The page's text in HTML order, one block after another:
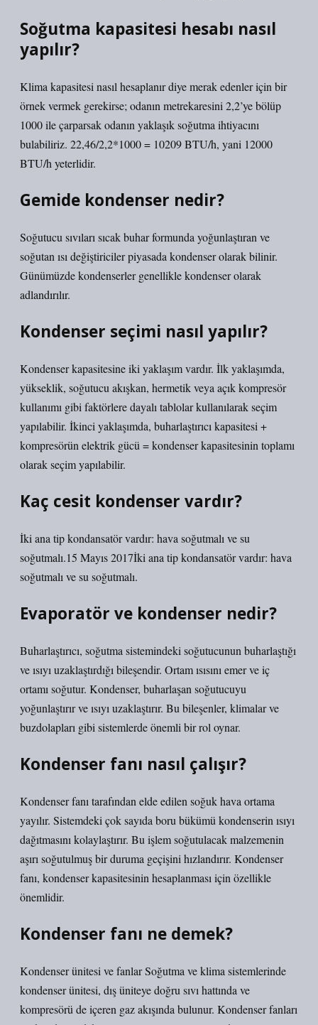
Soğutma kapasitesi hesabı nasıl
yapılır?
Klima kapasitesi nasıl hesaplanır diye merak edenler için bir
örnek vermek gerekirse; odanın metrekaresini 2,2’ye bölüp
1000 ile çarparsak odanın yaklaşık soğutma ihtiyacını
bulabiliriz. 22,46/2,2*1000 = 10209 BTU/h, yani 12000
BTU/h yeterlidir.
Gemide kondenser nedir?
Soğutucu sıvıları sıcak buhar formunda yoğunlaştıran ve
soğutan ısı değiştiriciler piyasada kondenser olarak bilinir.
Günümüzde kondenserler genellikle kondenser olarak
adlandırılır.
Kondenser seçimi nasıl yapılır?
Kondenser kapasitesine iki yaklaşım vardır. İlk yaklaşımda,
yükseklik, soğutucu akışkan, hermetik veya açık kompresör
kullanımı gibi faktörlere dayalı tablolar kullanılarak seçim
yapılabilir. İkinci yaklaşımda, buharlaştırıcı kapasitesi +
kompresörün elektrik gücü = kondenser kapasitesinin toplamı
olarak seçim yapılabilir.
Kaç cesit kondenser vardır?
İki ana tip kondansatör vardır: hava soğutmalı ve su
soğutmalı.15 Mayıs 2017İki ana tip kondansatör vardır: hava
soğutmalı ve su soğutmalı.
Evaporatör ve kondenser nedir?
Buharlaştırıcı, soğutma sistemindeki soğutucunun buharlaştığı
ve ısıyı uzaklaştırdığı bileşendir. Ortam ısısını emer ve iç
ortamı soğutur. Kondenser, buharlaşan soğutucuyu
yoğunlaştırır ve ısıyı uzaklaştırır. Bu bileşenler, klimalar ve
buzdolapları gibi sistemlerde önemli bir rol oynar.
Kondenser fanı nasıl çalışır?
Kondenser fanı tarafından elde edilen soğuk hava ortama
yayılır. Sistemdeki çok sayıda boru bükümü kondenserin ısıyı
dağıtmasını kolaylaştırır. Bu işlem soğutulacak malzemenin
aşırı soğutulmuş bir duruma geçişini hızlandırır. Kondenser
fanı, kondenser kapasitesinin hesaplanması için özellikle
önemlidir.
Kondenser fanı ne demek?
Kondenser ünitesi ve fanlar Soğutma ve klima sistemlerinde
kondenser ünitesi, dış üniteye doğru sıvı hattında ve
kompresörü de içeren gaz akışında bulunur. Kondenser fanları